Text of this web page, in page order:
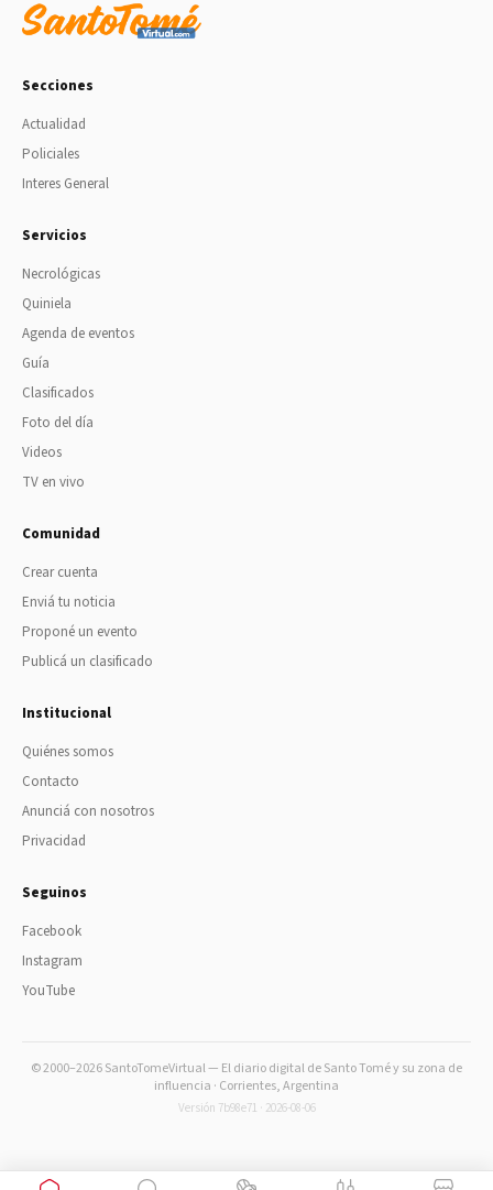
Secciones
Actualidad
Policiales
Interes General
Servicios
Necrológicas
Quiniela
Agenda de eventos
Guía
Clasificados
Foto del día
Videos
TV en vivo
Comunidad
Crear cuenta
Enviá tu noticia
Proponé un evento
Publicá un clasificado
Institucional
Quiénes somos
Contacto
Anunciá con nosotros
Privacidad
Seguinos
Facebook
Instagram
YouTube
© 2000–2026 SantoTomeVirtual — El diario digital de Santo Tomé y su zona de
influencia · Corrientes, Argentina
Versión 7b98e71 · 2026-08-06